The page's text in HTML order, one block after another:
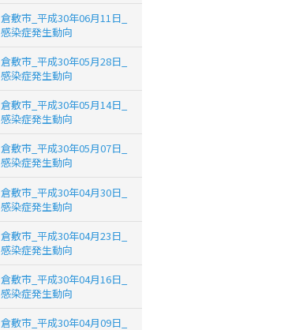
倉敷市_平成30年06月11日_
感染症発生動向
倉敷市_平成30年05月28日_
感染症発生動向
倉敷市_平成30年05月14日_
感染症発生動向
倉敷市_平成30年05月07日_
感染症発生動向
倉敷市_平成30年04月30日_
感染症発生動向
倉敷市_平成30年04月23日_
感染症発生動向
倉敷市_平成30年04月16日_
感染症発生動向
倉敷市_平成30年04月09日_